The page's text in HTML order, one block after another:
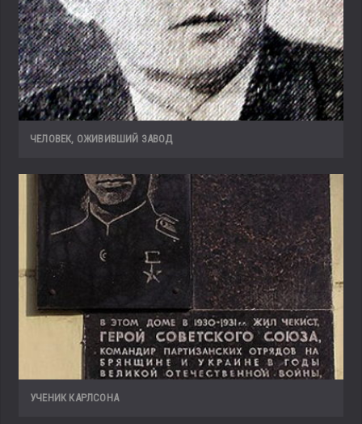
ЧЕЛОВЕК, ОЖИВИВШИЙ ЗАВОД
УЧЕНИК КАРЛСОНА